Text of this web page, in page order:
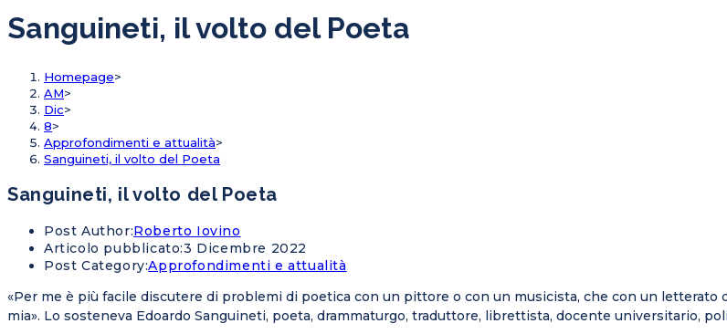
Sanguineti, il volto del Poeta
Homepage>
AM>
Dic>
8>
Approfondimenti e attualità>
Sanguineti, il volto del Poeta
Sanguineti, il volto del Poeta
Post Author:Roberto Iovino
Articolo pubblicato:3 Dicembre 2022
Post Category:Approfondimenti e attualità
«Per me è più facile discutere di problemi di poetica con un pittore o con un musicista, che con un letterato
mia». Lo sosteneva Edoardo Sanguineti, poeta, drammaturgo, traduttore, librettista, docente universitario,